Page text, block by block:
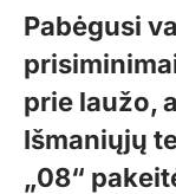
Pabėgusi
prie laužo,
Išmaniųjų
„08“